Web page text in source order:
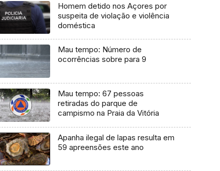
Homem detido nos Açores por
suspeita de violação e violência
doméstica
Mau tempo: Número de
ocorrências sobre para 9
Mau tempo: 67 pessoas
retiradas do parque de
campismo na Praia da Vitória
Apanha ilegal de lapas resulta em
59 apreensões este ano